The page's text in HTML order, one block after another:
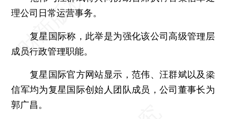
理公司日常运营事务。
复星国际称，此举是为强化该公司高级管理层
成员行政管理职能。
复星国际官方网站显示，范伟、汪群斌以及梁
信军均为复星国际创始人团队成员，公司董事长为
郭广昌。